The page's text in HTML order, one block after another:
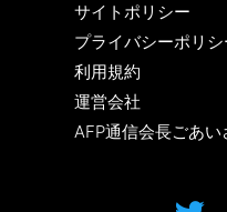
サイトポリシー
プライバシーポリシ
利用規約
運営会社
AFP通信会長ごあい